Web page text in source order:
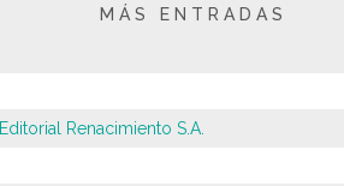
MÁS ENTRADAS
Editorial Renacimiento S.A.